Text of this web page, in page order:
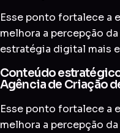
Esse ponto fortalece a
melhora a percepção
estratégia digital mais
Conteúdo
Agência de Criação
Esse ponto fortalece a
melhora a percepção